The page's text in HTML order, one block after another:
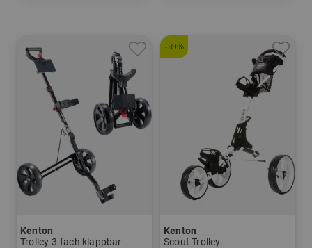
Kenton
Trolley 3-fach klappbar
-39%
Kenton
Scout Trolley